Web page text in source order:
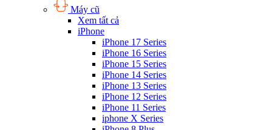
Máy cũ
Xem tất cả
iPhone
iPhone 17 Series
iPhone 16 Series
iPhone 15 Series
iPhone 14 Series
iPhone 13 Series
iPhone 12 Series
iPhone 11 Series
iphone X Series